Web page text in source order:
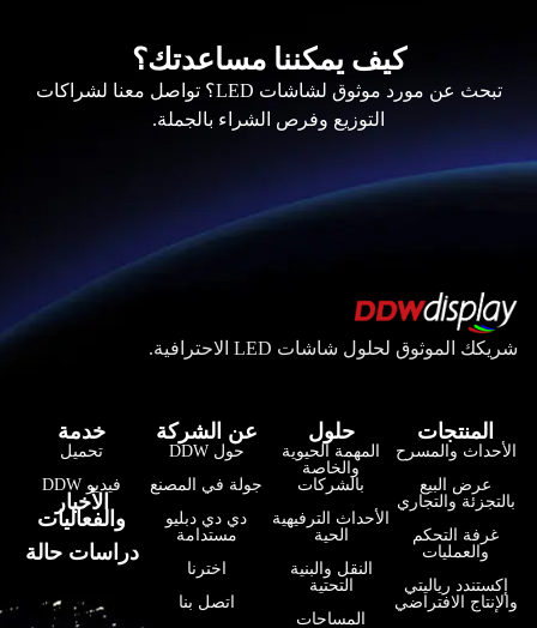
كيف يمكننا مساعدتك؟
تبحث عن مورد موثوق لشاشات LED؟ تواصل معنا لشراكات
التوزيع وفرص الشراء بالجملة.
شريكك الموثوق لحلول شاشات LED الاحترافية.
المنتجات
الأحداث والمسرح
عرض البيع
بالتجزئة والتجاري
غرفة التحكم
والعمليات
إكستندد رياليتي
والإنتاج الافتراضي
حلول
المهمة الحيوية
والخاصة
بالشركات
الأحداث الترفيهية
الحية
النقل والبنية
التحتية
المساحات
عن الشركة
حول DDW
جولة في المصنع
دي دي دبليو
مستدامة
اخترنا
اتصل بنا
خدمة
تحميل
فيديو DDW
الأخبار
والفعاليات
دراسات حالة
한국어
Bahasa Indonesia
हिन्दी
فارسی